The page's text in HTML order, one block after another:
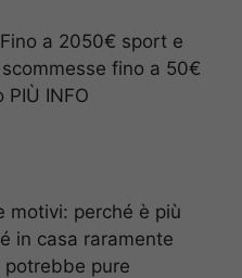
a 2050€ sport e
fino a 50€
INFO
motivi: perché è più
in casa raramente
pure